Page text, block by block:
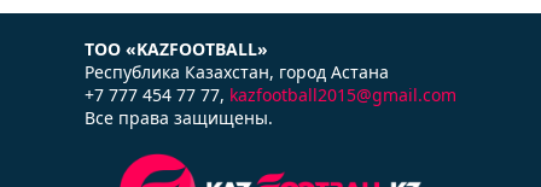
ТОО «KAZFOOTBALL»
Республика Казаxстан, город Астана
+7 777 454 77 77, kazfootball2015@gmail.com
Все права защищены.